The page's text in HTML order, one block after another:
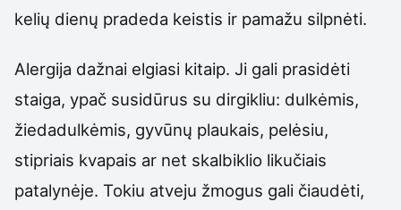
kelių dienų pradeda keistis ir pamažu silpnėti.
Alergija dažnai elgiasi kitaip. Ji gali prasidėti
staiga, ypač susidūrus su dirgikliu: dulkėmis,
žiedadulkėmis, gyvūnų plaukais, pelėsiu,
stipriais kvapais ar net skalbiklio likučiais
patalynėje. Tokiu atveju žmogus gali čiaudėti,